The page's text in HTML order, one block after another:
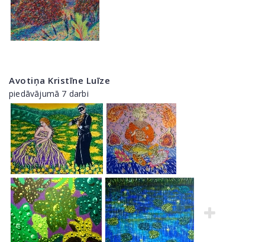
Avotiņa Kristīne Luīze
piedāvājumā 7 darbi